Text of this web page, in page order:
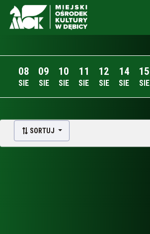
08
SIE
09
SIE
10
SIE
11
SIE
12
SIE
14
SIE
15
SIE
SORTUJ